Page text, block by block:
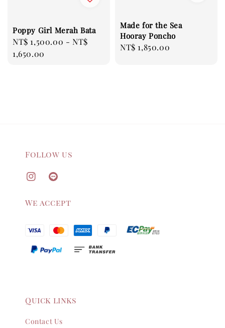
Poppy Girl Merah Bata
Regular
price
NT$ 1,500.00 -NT$
1,650.00
Made for the Sea
Hooray Poncho
Regular
NT$ 1,850.00
Follow us
We accept
Quick links
Contact Us